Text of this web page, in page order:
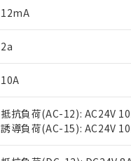
12mA
2a
10A
抵抗負荷(AC-12): AC24V
誘導負荷(AC-15): AC24V
い。
正式な納期状況お
当社販売員にご相
オムロン制御機器
在庫状況および標
但し、RoHS指令で産業用監視
※2 対応予定月
「○」：最大均質材料
「×」：最大均質材料含
*中国RoHS10物質の基準値
Pb(鉛) :1000ppm、 Hg(水銀) :
Cr(Ⅵ)(六価クロム) : 1000ppm
DBP(フタル酸ジブチル) :
DEHP(フタル酸ビス(2-エチル
※2 環境保護使用期
当社は、これら貴
当社は貴社製品を
置等に一切使用い
当社は、貴社製品
また当社は、販売
号
○ 一定数以上の
△ 一定数には満